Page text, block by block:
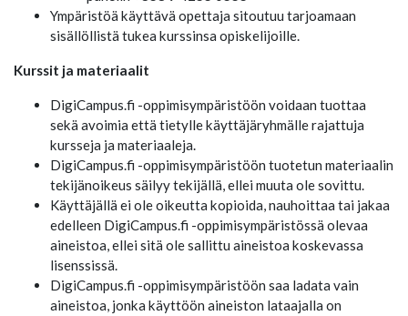
Ympäristöä käyttävä opettaja sitoutuu tarjoamaan
sisällöllistä tukea kurssinsa opiskelijoille.
Kurssit ja materiaalit
DigiCampus.fi -oppimisympäristöön voidaan tuottaa
sekä avoimia että tietylle käyttäjäryhmälle rajattuja
kursseja ja materiaaleja.
DigiCampus.fi -oppimisympäristöön tuotetun materiaalin
tekijänoikeus säilyy tekijällä, ellei muuta ole sovittu.
Käyttäjällä ei ole oikeutta kopioida, nauhoittaa tai jakaa
edelleen DigiCampus.fi -oppimisympäristössä olevaa
aineistoa, ellei sitä ole sallittu aineistoa koskevassa
lisenssissä.
DigiCampus.fi -oppimisympäristöön saa ladata vain
aineistoa, jonka käyttöön aineiston lataajalla on